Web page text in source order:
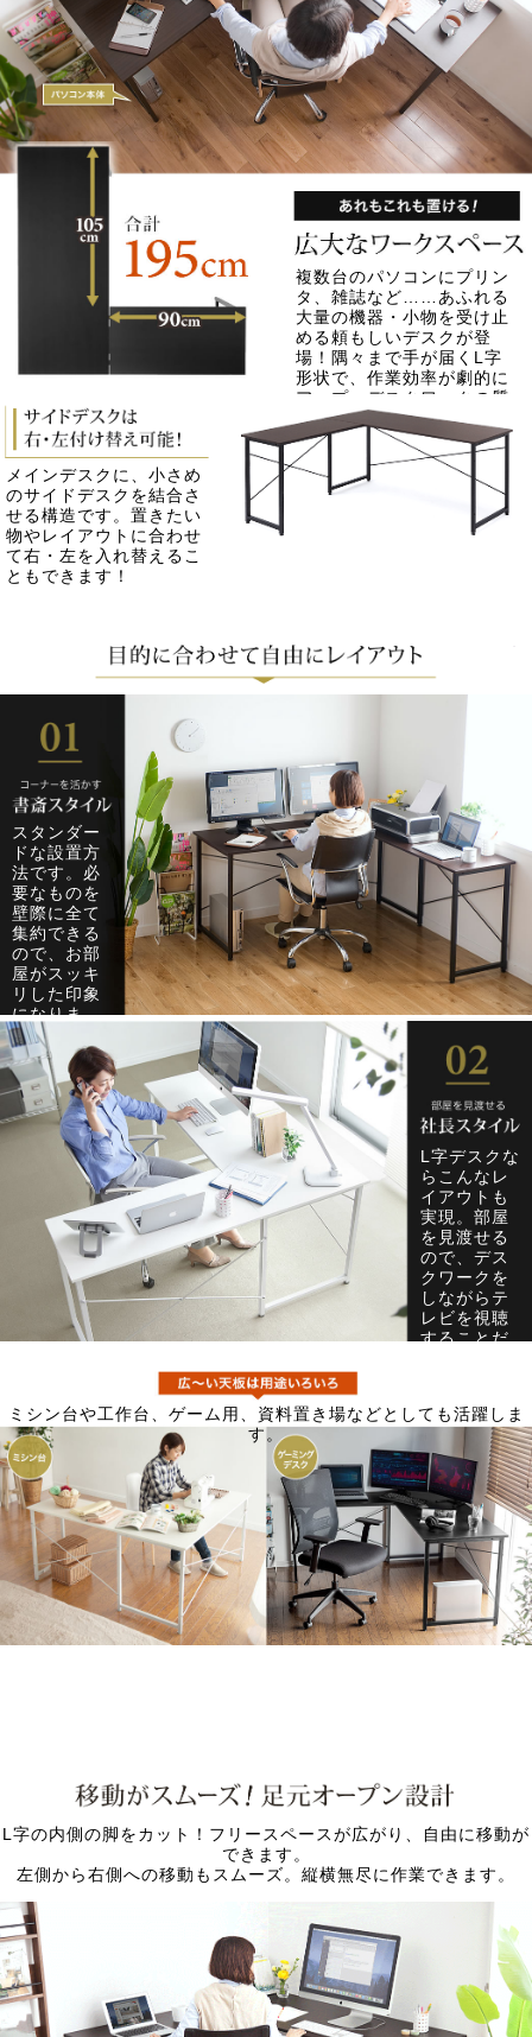
複数台のパソコンにプリン
タ、雑誌など……あふれる
大量の機器・小物を受け止
める頼もしいデスクが登
場！隅々まで手が届くL字
形状で、作業効率が劇的に
アップ。デスクワークの質
が向上すること間違いなし
です。
メインデスクに、小さめ
のサイドデスクを結合さ
せる構造です。置きたい
物やレイアウトに合わせ
て右・左を入れ替えるこ
ともできます！
スタンダー
ドな設置方
法です。必
要なものを
壁際に全て
集約できる
ので、お部
屋がスッキ
リした印象
になりま
す。
L字デスクな
らこんなレ
イアウトも
実現。部屋
を見渡せる
ので、デス
クワークを
しながらテ
レビを視聴
することだ
ミシン台や工作台、ゲーム用、資料置き場などとしても活躍しま
す。
L字の内側の脚をカット！フリースペースが広がり、自由に移動が
できます。
左側から右側への移動もスムーズ。縦横無尽に作業できます。